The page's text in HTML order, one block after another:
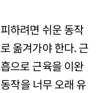
하려면 쉬운 동작
옮겨가야 한다. 근
으로 근육을 이완
작을 너무 오래 유